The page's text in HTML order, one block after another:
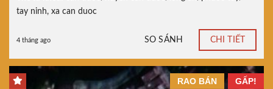
tay ninh, xa can duoc
4 tháng ago SO SÁNH CHI TIẾT
GẤP!
RAO BÁN